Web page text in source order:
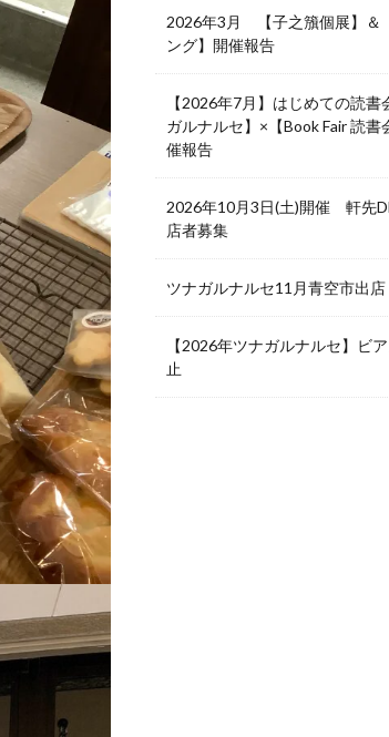
2026年3月 【子之籏個展】＆
ング】開催報告
【2026年7月】はじめての読
ガルナルセ】×【Book Fair 読書
催報告
2026年10月3日(土)開催 軒先
店者募集
ツナガルナルセ11月青空市出
【2026年ツナガルナルセ】ビ
止